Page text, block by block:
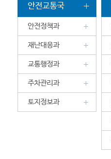
안전교통국
안전정책과
재난대응과
교통행정과
주차관리과
토지정보과